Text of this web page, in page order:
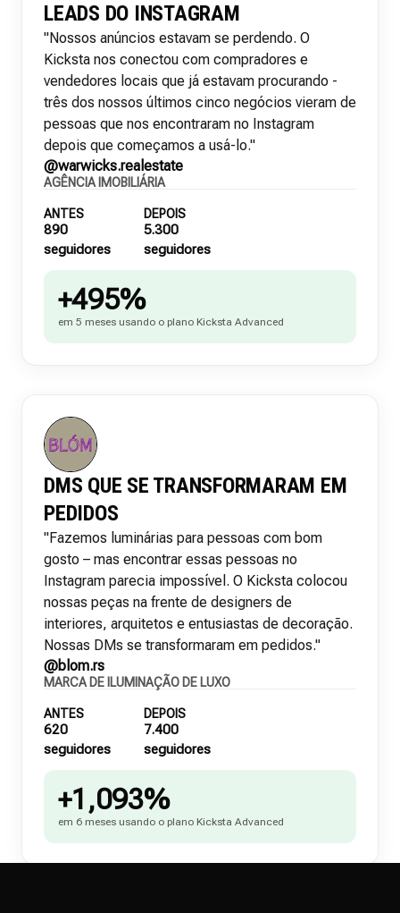
LEADS DO INSTAGRAM
"Nossos anúncios estavam se perdendo. O
Kicksta nos conectou com compradores e
vendedores locais que já estavam procurando -
três dos nossos últimos cinco negócios vieram de
pessoas que nos encontraram no Instagram
depois que começamos a usá-lo."
@warwicks.realestate
AGÊNCIA IMOBILIÁRIA
ANTES
890
seguidores
DEPOIS
5.300
seguidores
+495%
em 5 meses usando o plano Kicksta Advanced
DMS QUE SE TRANSFORMARAM EM
PEDIDOS
"Fazemos luminárias para pessoas com bom
gosto – mas encontrar essas pessoas no
Instagram parecia impossível. O Kicksta colocou
nossas peças na frente de designers de
interiores, arquitetos e entusiastas de decoração.
Nossas DMs se transformaram em pedidos."
@blom.rs
MARCA DE ILUMINAÇÃO DE LUXO
ANTES
620
seguidores
DEPOIS
7.400
seguidores
+1,093%
em 6 meses usando o plano Kicksta Advanced